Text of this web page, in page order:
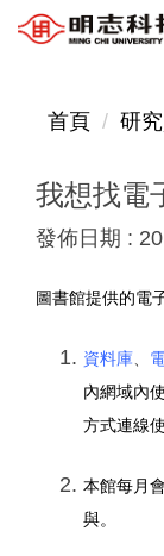
跳
首頁 研
我想找電
發佈日期 :
圖書館提供的電
資料庫
內網域內使
方式連線
本館每月
與。